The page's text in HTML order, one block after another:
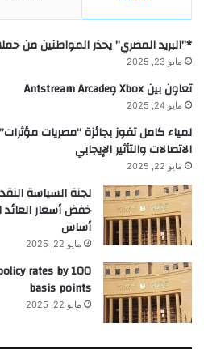
*”البريد المصري” يحذر المواطنين من
مايو 23, 2025
تعاون بين Xbox وAntstream Arcade
مايو 24, 2025
لمياء كامل تفوز بجائزة “مصريات
الاتصالات والتأثير الإيجابي
مايو 22, 2025
لجنة السياسة
أساس
مايو 22, 2025
rates by 100
basis points
مايو 22, 2025